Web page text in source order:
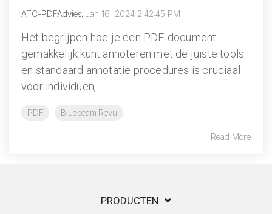
ATC-PDFAdvies: Jan 16, 2024 2:42:45 PM
Het begrijpen hoe je een PDF-document
gemakkelijk kunt annoteren met de juiste tools
en standaard annotatie procedures is cruciaal
voor individuen,...
PDF Bluebeam Revu
Read More
PRODUCTEN